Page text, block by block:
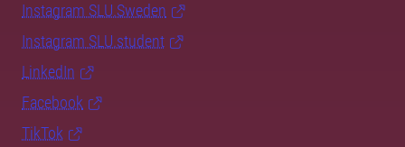
Instagram SLU.Sweden
Instagram SLU.student
LinkedIn
Facebook
TikTok